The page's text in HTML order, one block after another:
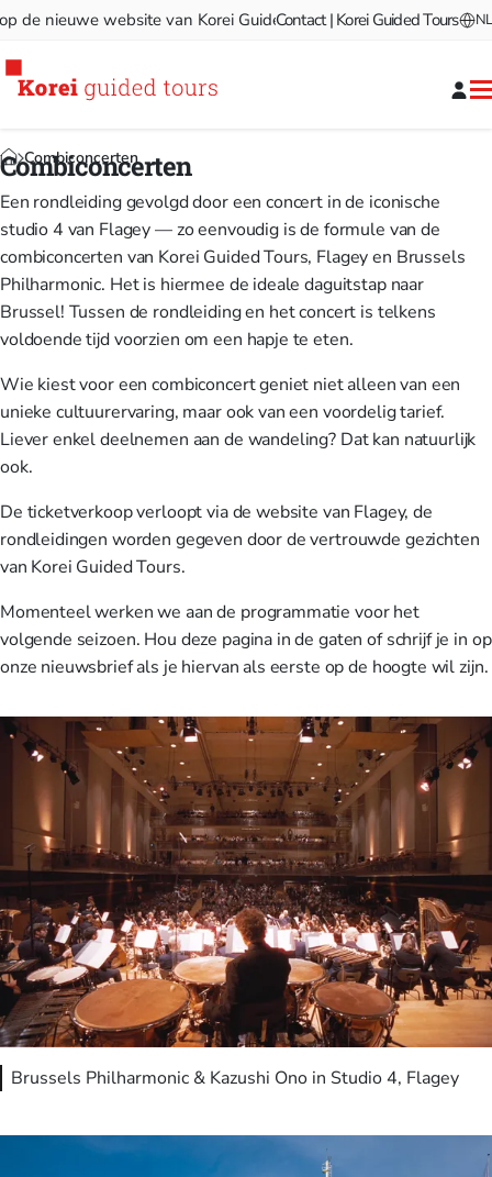
nieuwe website van Korei Guided Tours! Welkom op de
Contact | Korei Guided Tours NL
Combiconcerten
Combiconcerten
Een rondleiding gevolgd door een concert in de iconische
studio 4 van Flagey — zo eenvoudig is de formule van de
combiconcerten van Korei Guided Tours, Flagey en Brussels
Philharmonic. Het is hiermee de ideale daguitstap naar
Brussel! Tussen de rondleiding en het concert is telkens
voldoende tijd voorzien om een hapje te eten.
Wie kiest voor een combiconcert geniet niet alleen van een
unieke cultuurervaring, maar ook van een voordelig tarief.
Liever enkel deelnemen aan de wandeling? Dat kan natuurlijk
ook.
De ticketverkoop verloopt via de website van Flagey, de
rondleidingen worden gegeven door de vertrouwde gezichten
van Korei Guided Tours.
Momenteel werken we aan de programmatie voor het
volgende seizoen. Hou deze pagina in de gaten of schrijf je in op
onze nieuwsbrief als je hiervan als eerste op de hoogte wil zijn.
Brussels Philharmonic & Kazushi Ono in Studio 4, Flagey